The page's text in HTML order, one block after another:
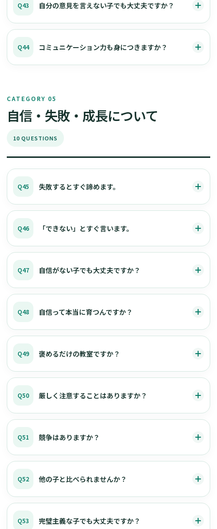
Q43 自分の意見を言えない子でも大丈夫ですか？
Q44 コミュニケーション力も身につきますか？
CATEGORY 05
自信・失敗・成長について
10 QUESTIONS
Q45 失敗するとすぐ諦めます。
Q46 「できない」とすぐ言います。
Q47 自信がない子でも大丈夫ですか？
Q48 自信って本当に育つんですか？
Q49 褒めるだけの教室ですか？
Q50 厳しく注意することはありますか？
Q51 競争はありますか？
Q52 他の子と比べられませんか？
Q53 完璧主義な子でも大丈夫ですか？